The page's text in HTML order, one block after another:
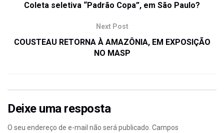
Coleta seletiva “Padrão Copa”, em São Paulo?
Next Post
COUSTEAU RETORNA À AMAZÔNIA, EM EXPOSIÇÃO
NO MASP
Deixe uma resposta
O seu endereço de e-mail não será publicado. Campos